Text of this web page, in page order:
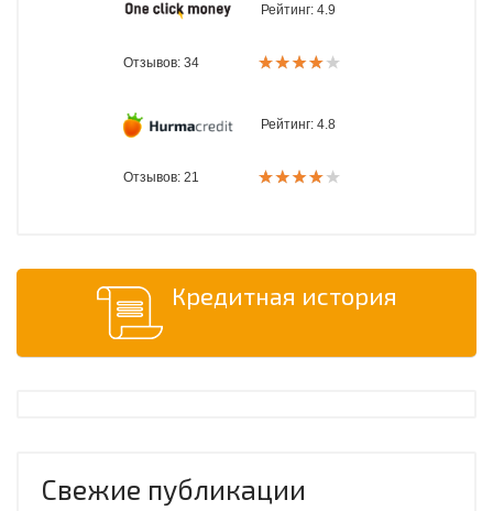
Рейтинг: 4.9
Отзывов: 34
Рейтинг: 4.8
Отзывов: 21
Кредитная история
Свежие публикации